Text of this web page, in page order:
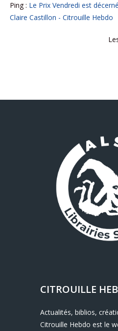
Ping : Le Prix Vendredi est
Claire Castillon - Citrouille Hebdo
CITROUILLE
Actualités, biblios,
Citrouille Hebdo est le